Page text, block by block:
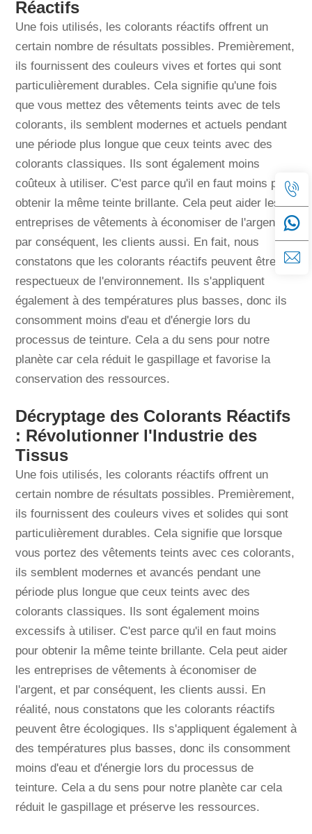
Réactifs
Une fois utilisés, les colorants réactifs offrent un
certain nombre de résultats possibles. Premièrement,
ils fournissent des couleurs vives et fortes qui sont
particulièrement durables. Cela signifie qu'une fois
que vous mettez des vêtements teints avec de tels
colorants, ils semblent modernes et actuels pendant
une période plus longue que ceux teints avec des
colorants classiques. Ils sont également moins
coûteux à utiliser. C'est parce qu'il en faut moins pour
obtenir la même teinte brillante. Cela peut aider les
entreprises de vêtements à économiser de l'argent et,
par conséquent, les clients aussi. En fait, nous
constatons que les colorants réactifs peuvent être
respectueux de l'environnement. Ils s'appliquent
également à des températures plus basses, donc ils
consomment moins d'eau et d'énergie lors du
processus de teinture. Cela a du sens pour notre
planète car cela réduit le gaspillage et favorise la
conservation des ressources.
Décryptage des Colorants Réactifs
: Révolutionner l'Industrie des
Tissus
Une fois utilisés, les colorants réactifs offrent un
certain nombre de résultats possibles. Premièrement,
ils fournissent des couleurs vives et solides qui sont
particulièrement durables. Cela signifie que lorsque
vous portez des vêtements teints avec ces colorants,
ils semblent modernes et avancés pendant une
période plus longue que ceux teints avec des
colorants classiques. Ils sont également moins
excessifs à utiliser. C'est parce qu'il en faut moins
pour obtenir la même teinte brillante. Cela peut aider
les entreprises de vêtements à économiser de
l'argent, et par conséquent, les clients aussi. En
réalité, nous constatons que les colorants réactifs
peuvent être écologiques. Ils s'appliquent également à
des températures plus basses, donc ils consomment
moins d'eau et d'énergie lors du processus de
teinture. Cela a du sens pour notre planète car cela
réduit le gaspillage et préserve les ressources.